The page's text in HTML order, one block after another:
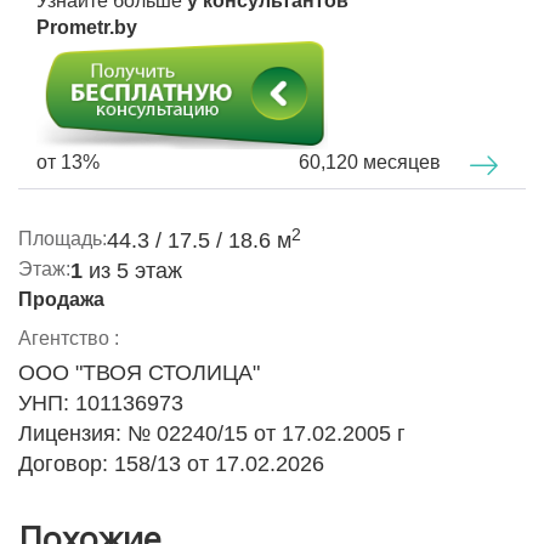
Стены выровнены и окрашены.
Межкомнатные двериProfilDoors
замками, обеспечивают бесшумное закрывание и
надежную фиксацию.
В гостиной кухонный гарнитур укомплектован
индукционной плитой, духовым шкафом,
Испания!
Совмещенный санузел облицован современной
плиткой,одна стена обогревается
любимый халат всегда будут сухими и теплыми!
Стиральная машина и сушильная машина фирмы
BOSCH- Испания!
В прихожей - встроенный функциональный шкаф для
одежды.
В квартире остается ВСЯ мебель и техника!!!
Prometr.by
от 13% 60,120 месяцев
Площадь:44.3 / 17.5 / 18.6 м2
Этаж:1 из 5 этаж
Продажа
Агентство :
ООО "ТВОЯ СТОЛИЦА"
УНП: 101136973
Лицензия: № 02240/15 от 17.02.2005 г
Договор: 158/13 от 17.02.2026